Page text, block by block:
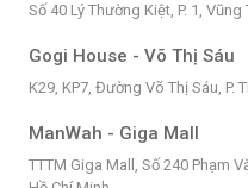
Số 40 Lý Thường Kiệt, P. 1, Vũng
Gogi House - Võ Thị Sáu
K29, KP7, Đường Võ Thị Sáu, P.
ManWah - Giga Mall
TTTM Giga Mall, Số 240 Phạm